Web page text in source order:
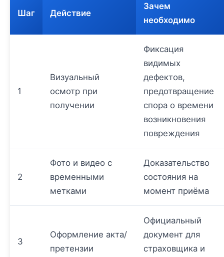
Шаг Действие
Зачем
необходимо
1
Визуальный
осмотр при
получении
Фиксация
видимых
дефектов,
предотвращение
спора о времени
возникновения
повреждения
2
Фото и видео с
временными
метками
Доказательство
состояния на
момент приёма
3
Оформление акта/
претензии
Официальный
документ для
страховщика и